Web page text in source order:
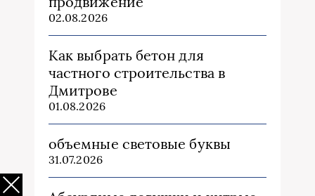
02.08.2026
Как выбрать бетон для
частного строительства в
Дмитрове
01.08.2026
объемные световые буквы
31.07.2026